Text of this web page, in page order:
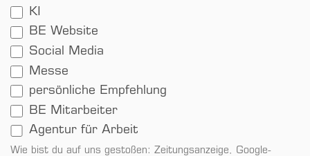
KI
BE Website
Social Media
Messe
persönliche Empfehlung
BE Mitarbeiter
Agentur für Arbeit
Wie bist du auf uns gestoßen: Zeitungsanzeige, Google-